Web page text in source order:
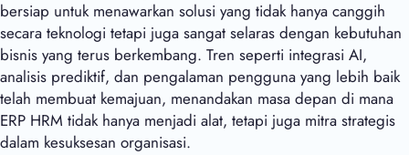
bersiap untuk menawarkan solusi yang tidak hanya canggih
secara teknologi tetapi juga sangat selaras dengan kebutuhan
bisnis yang terus berkembang. Tren seperti integrasi AI,
analisis prediktif, dan pengalaman pengguna yang lebih baik
telah membuat kemajuan, menandakan masa depan di mana
ERP HRM tidak hanya menjadi alat, tetapi juga mitra strategis
dalam kesuksesan organisasi.